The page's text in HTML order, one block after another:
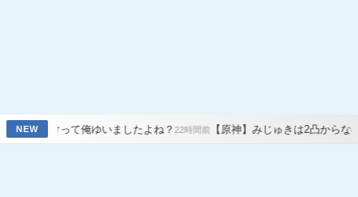
NEW
俺ゆいましたよね？22時間前【原神】みじゅきは2凸からなの？無凸じゃだ